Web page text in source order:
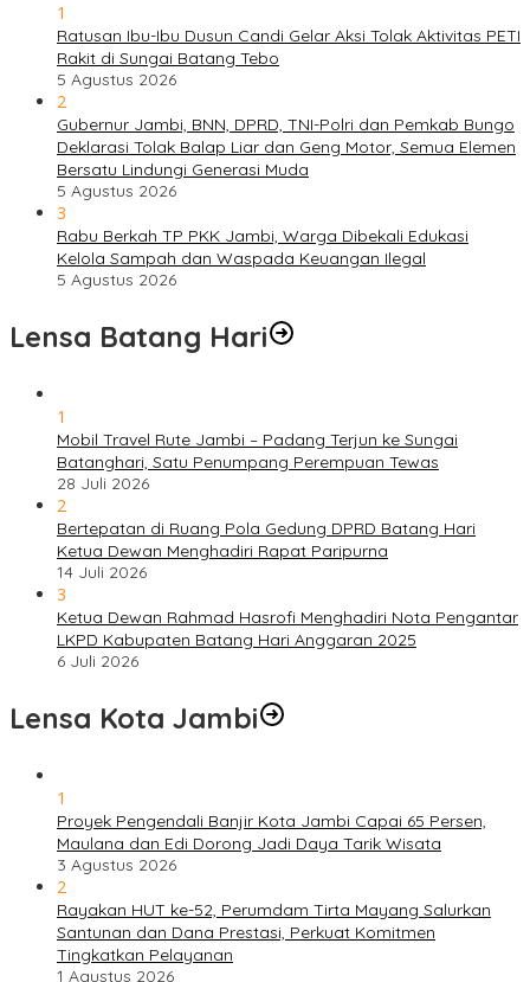
1
Ratusan Ibu-Ibu Dusun Candi Gelar Aksi Tolak Aktivitas PETI
Rakit di Sungai Batang Tebo
5 Agustus 2026
2
Gubernur Jambi, BNN, DPRD, TNI-Polri dan Pemkab Bungo
Deklarasi Tolak Balap Liar dan Geng Motor, Semua Elemen
Bersatu Lindungi Generasi Muda
5 Agustus 2026
3
Rabu Berkah TP PKK Jambi, Warga Dibekali Edukasi
Kelola Sampah dan Waspada Keuangan Ilegal
5 Agustus 2026
Lensa Batang Hari
1
Mobil Travel Rute Jambi – Padang Terjun ke Sungai
Batanghari, Satu Penumpang Perempuan Tewas
28 Juli 2026
2
Bertepatan di Ruang Pola Gedung DPRD Batang Hari
Ketua Dewan Menghadiri Rapat Paripurna
14 Juli 2026
3
Ketua Dewan Rahmad Hasrofi Menghadiri Nota Pengantar
LKPD Kabupaten Batang Hari Anggaran 2025
6 Juli 2026
Lensa Kota Jambi
1
Proyek Pengendali Banjir Kota Jambi Capai 65 Persen,
Maulana dan Edi Dorong Jadi Daya Tarik Wisata
3 Agustus 2026
2
Rayakan HUT ke-52, Perumdam Tirta Mayang Salurkan
Santunan dan Dana Prestasi, Perkuat Komitmen
Tingkatkan Pelayanan
1 Agustus 2026